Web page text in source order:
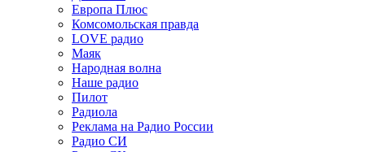
Европа Плюс
Комсомольская правда
LOVE радио
Маяк
Народная волна
Наше радио
Пилот
Радиола
Реклама на Радио России
Радио СИ